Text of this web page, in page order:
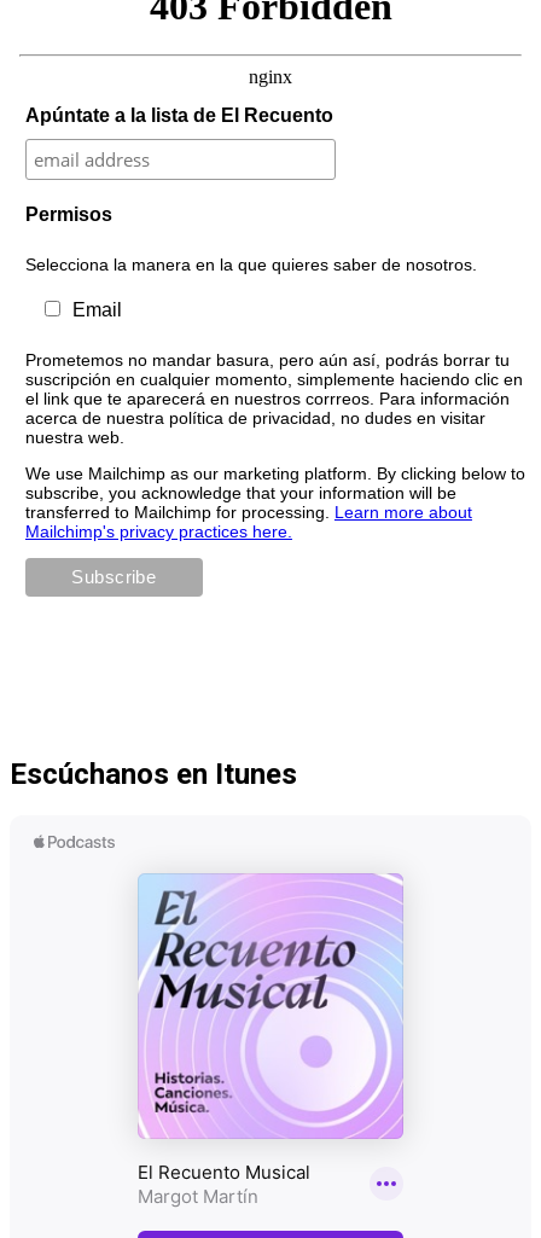
Apúntate a la lista de El Recuento
Permisos
Selecciona la manera en la que quieres saber de nosotros.
Email
Prometemos no mandar basura, pero aún así, podrás borrar tu
suscripción en cualquier momento, simplemente haciendo clic en
el link que te aparecerá en nuestros corrreos. Para información
acerca de nuestra política de privacidad, no dudes en visitar
nuestra web.
We use Mailchimp as our marketing platform. By clicking below to
subscribe, you acknowledge that your information will be
transferred to Mailchimp for processing. Learn more about
Mailchimp's privacy practices here.
Escúchanos en Itunes